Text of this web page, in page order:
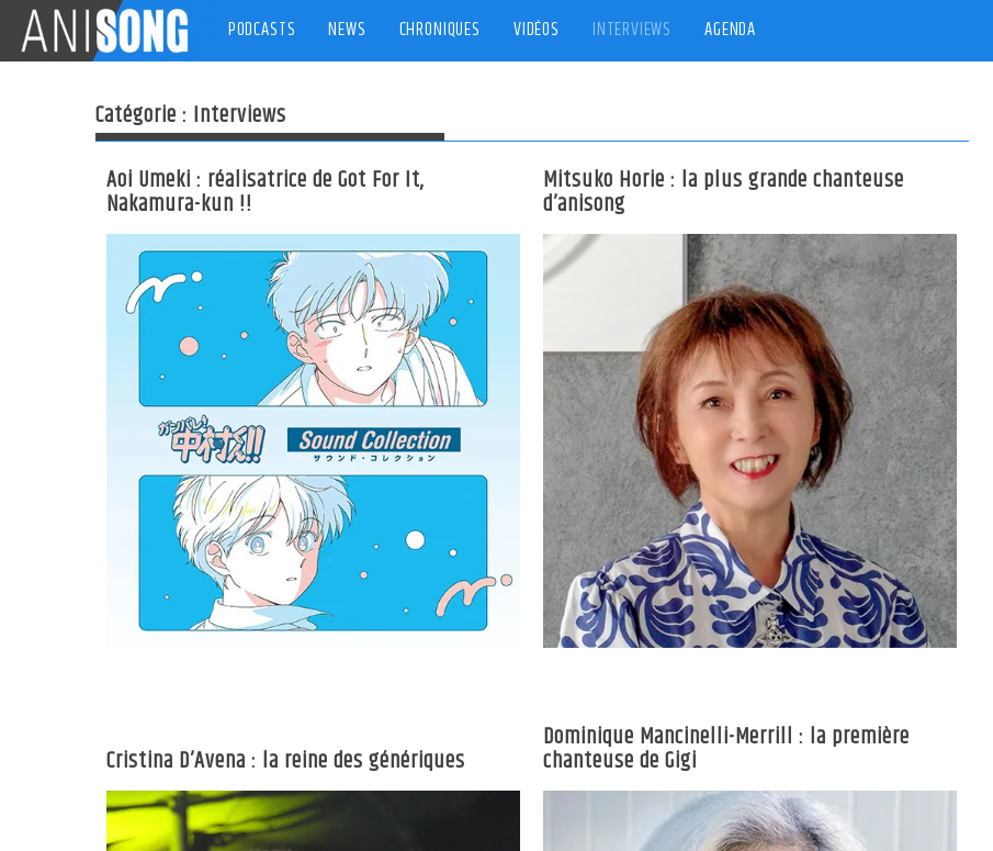
content
PODCASTS NEWS CHRONIQUES VIDÉOS INTERVIEWS AGENDA
Catégorie : Interviews
Aoi Umeki : réalisatrice de Got For It,
Nakamura-kun !!
Mitsuko Horie : la plus grande chanteuse
d’anisong
Cristina D’Avena : la reine des génériques
Dominique Mancinelli-Merrill : la première
chanteuse de Gigi